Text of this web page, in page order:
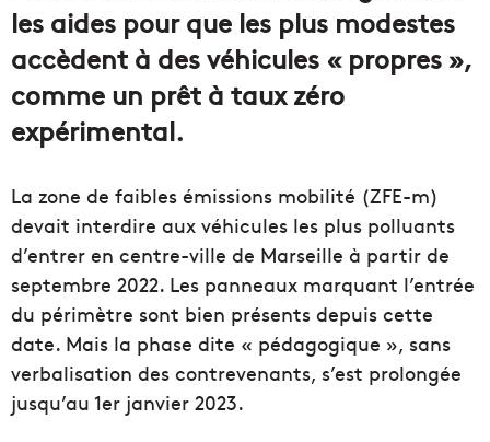
les aides pour que les plus modestes
accèdent à des véhicules « propres »,
comme un prêt à taux zéro
expérimental.
La zone de faibles émissions mobilité (ZFE-m)
devait interdire aux véhicules les plus polluants
d’entrer en centre-ville de Marseille à partir de
septembre 2022. Les panneaux marquant l’entrée
du périmètre sont bien présents depuis cette
date. Mais la phase dite « pédagogique », sans
verbalisation des contrevenants, s’est prolongée
jusqu’au 1er janvier 2023.